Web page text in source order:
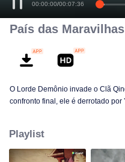
00:00:00/00:07:36
País das Maravilhas
O Lorde Demônio invade o Clã
confronto final, ele é derrotado
misteriosa, An Yun, aparece e se
Demônio e Ye Xingyun.
Playlist